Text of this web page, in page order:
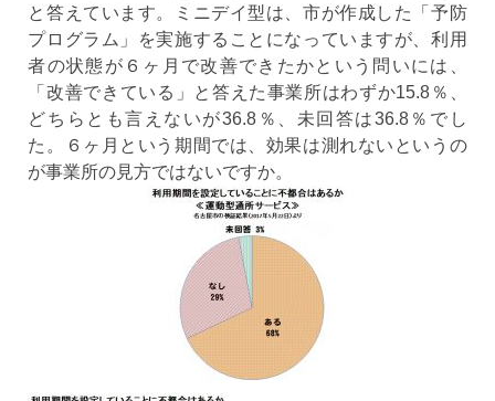
と答えています。ミニデイ型は、市が作成した「予防
プログラム」を実施することになっていますが、利用
者の状態が６ヶ月で改善できたかという問いには、
「改善できている」と答えた事業所はわずか15.8％、
どちらとも言えないが36.8％、未回答は36.8％でし
た。６ヶ月という期間では、効果は測れないというの
が事業所の見方ではないですか。